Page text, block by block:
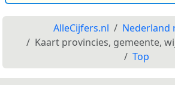
AlleCijfers.nl
Nederland
Kaart provincies, gemeente,
Top